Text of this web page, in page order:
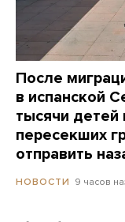
После
в испанской
тысячи детей
пересекших
отправить
НОВОСТИ 9 часов